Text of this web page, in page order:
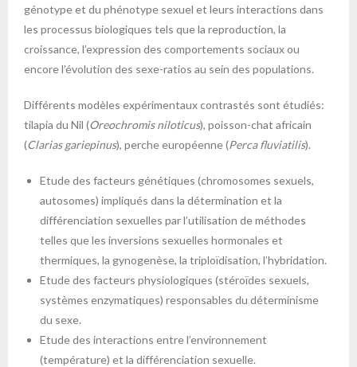
génotype et du phénotype sexuel et leurs interactions dans
les processus biologiques tels que la reproduction, la
croissance, l’expression des comportements sociaux ou
encore l’évolution des sexe-ratios au sein des populations.
Différents modèles expérimentaux contrastés sont étudiés:
tilapia du Nil (Oreochromis niloticus), poisson-chat africain
(Clarias gariepinus), perche européenne (Perca fluviatilis).
Etude des facteurs génétiques (chromosomes sexuels,
autosomes) impliqués dans la détermination et la
différenciation sexuelles par l’utilisation de méthodes
telles que les inversions sexuelles hormonales et
thermiques, la gynogenèse, la triploïdisation, l’hybridation.
Etude des facteurs physiologiques (stéroïdes sexuels,
systèmes enzymatiques) responsables du déterminisme
du sexe.
Etude des interactions entre l’environnement
(température) et la différenciation sexuelle.